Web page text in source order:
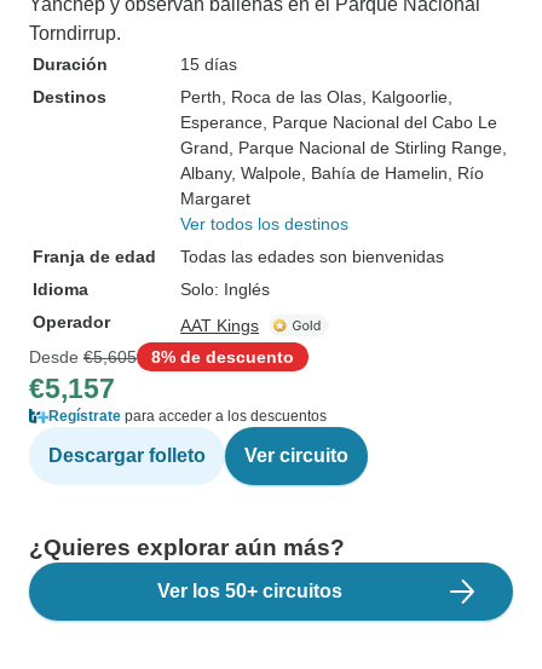
Yanchep y observan ballenas en el Parque Nacional
Torndirrup.
Duración
15 días
Destinos
Perth , Roca de las Olas , Kalgoorlie
Esperance , Parque Nacional del Cabo Le
Grand , Parque Nacional de Stirling Range
Albany, Walpole , Bahía de Hamelin , Río
Margaret
Ver todos los destinos
Franja de edad
Todas las edades son bienvenidas
Idioma
Solo: Inglés
Operador
AAT Kings
Desde €5,605 8% de descuento
€5,157
Regístrate para acceder a los descuentos
Descargar folleto Ver circuito
¿Quieres explorar aún más?
Ver los 50+ circuitos